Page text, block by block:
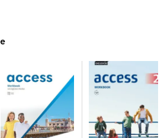
ganz einfach kostenlos zugreifen
aller digitalen Angebote auf
lernen. cornelsen. de